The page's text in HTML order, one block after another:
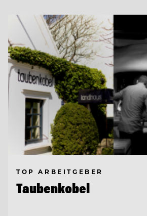
TOP ARBEITGEBER
Taubenkobel